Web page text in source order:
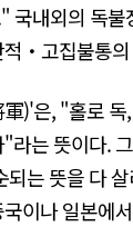
내외의 독불
・고집불통
)'은, "홀로
라는 뜻이다.
되는 뜻을 다
이나 일본에